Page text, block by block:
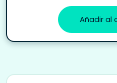
Añadir al